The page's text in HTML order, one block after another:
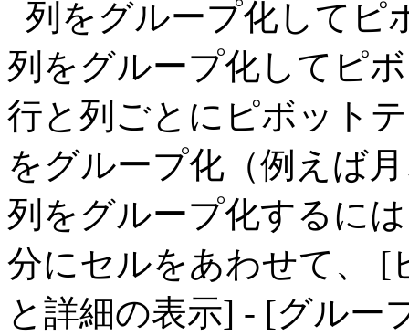
列をグループ化してピ
列をグループ化してピ
行と列ごとにピボット
をグループ化（例えば
列をグループ化するに
分にセルをあわせて、 [
と詳細の表示] - [グルー